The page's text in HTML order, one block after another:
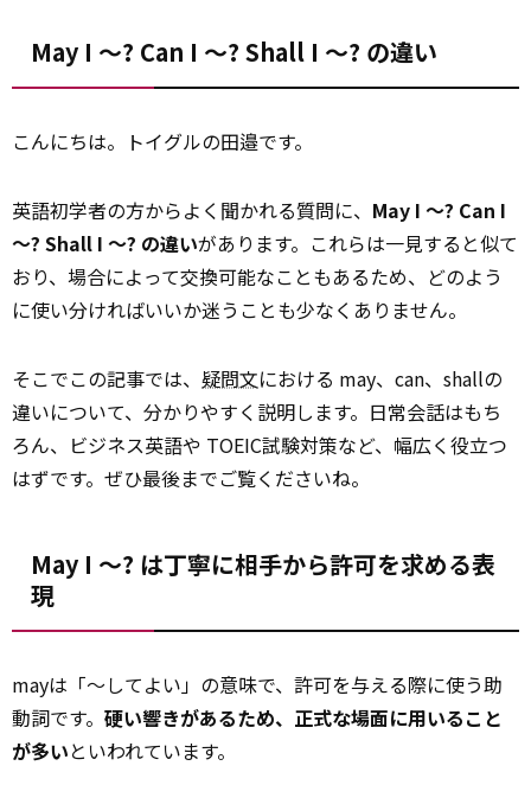
May I ～? Can I ～? Shall I ～? の違い
こんにちは。トイグルの田邉です。
英語初学者の方からよく聞かれる質問に、 May I ～? Can I
～? Shall I ～? の違いがあります。これらは一見すると似て
おり、場合によって交換可能なこともあるため、どのよう
に使い分ければいいか迷うことも少なくありません。
そこでこの記事では、 疑問文における may、can、shallの
違いについて、分かりやすく説明します。日常会話はもち
ろん、ビジネス英語や TOEIC試験対策など、幅広く役立つ
はずです。ぜひ最後までご覧くださいね。
May I ～? は丁寧に相手から許可を求める表
現
mayは「～してよい」の意味で、許可を与える際に使う助
動詞です。 硬い響きがあるため、正式な場面に用いること
が多いといわれています。